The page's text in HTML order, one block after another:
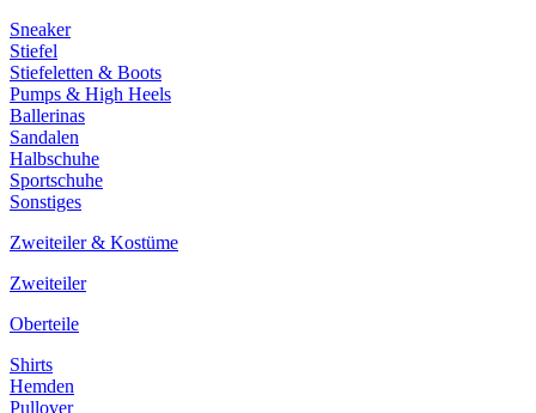
Sneaker
Stiefel
Stiefeletten & Boots
Pumps & High Heels
Ballerinas
Sandalen
Halbschuhe
Sportschuhe
Sonstiges
Zweiteiler & Kostüme
Zweiteiler
Oberteile
Shirts
Hemden
Pullover